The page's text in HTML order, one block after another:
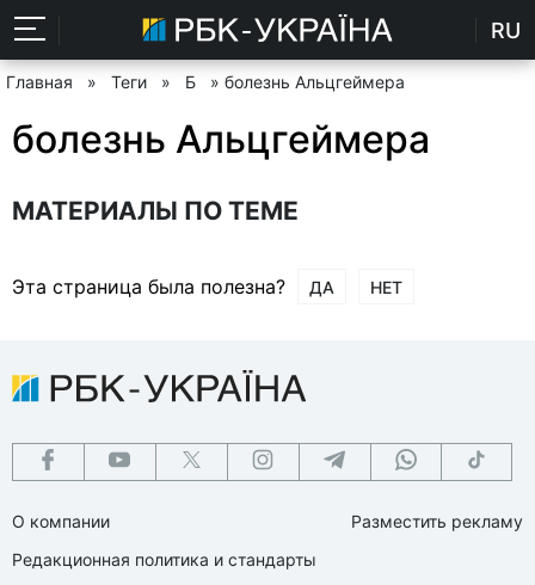
RU
Главная » Теги » Б » болезнь Альцгеймера
болезнь Альцгеймера
МАТЕРИАЛЫ ПО ТЕМЕ
Эта страница была полезна? ДА НЕТ
О компании
Редакционная политика и стандарты
Разместить рекламу